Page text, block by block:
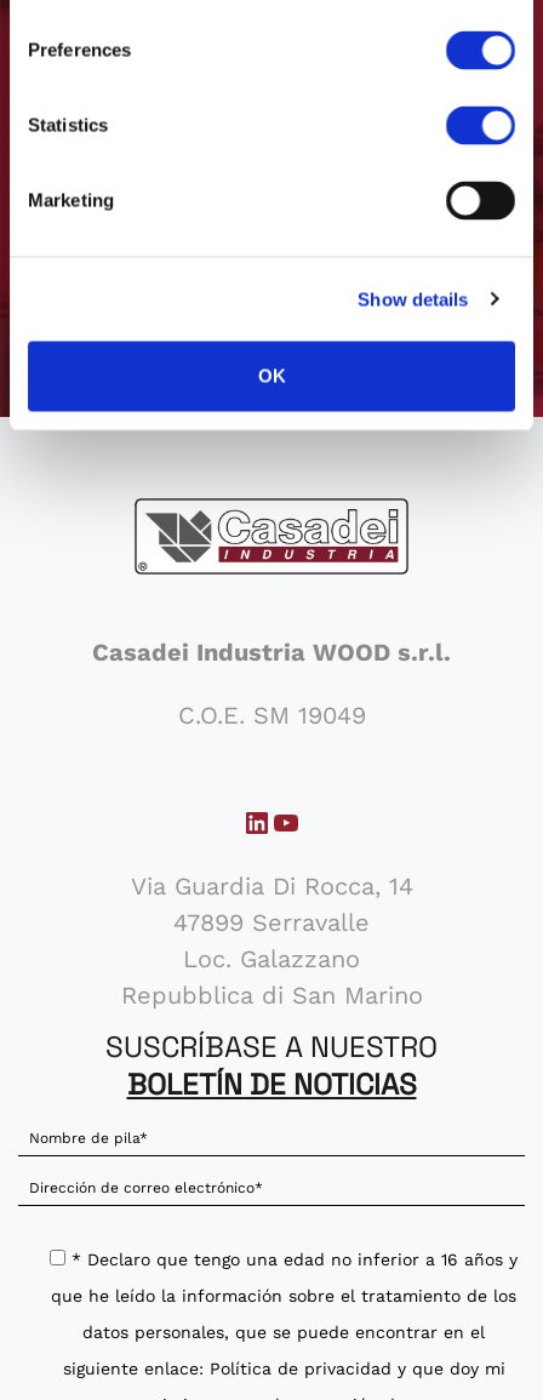
Preferences
Statistics
Marketing
Show details
OK
personales, que se puede encontrar en la
web.
Quiero recibir actualizaciones, promociones y
comunicaciones de Casadei Industria WOOD
Casadei Industria WOOD s.r.l.
C.O.E. SM 19049
LinkedIn
YouTube
Via Guardia Di Rocca, 14
47899 Serravalle
Loc. Galazzano
Repubblica di San Marino
SUSCRÍBASE A NUESTRO
BOLETÍN DE NOTICIAS
* Declaro que tengo una edad no inferior a 16 años y
que he leído la información sobre el tratamiento de los
datos personales, que se puede encontrar en el
siguiente enlace: Política de privacidad y que doy mi